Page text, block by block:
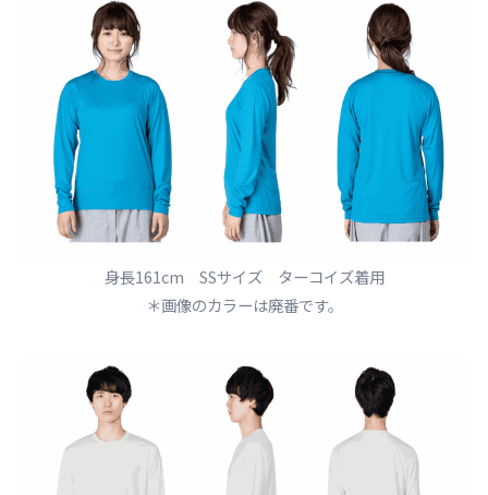
身長161cm SSサイズ ターコイズ着用
＊画像のカラーは廃番です。